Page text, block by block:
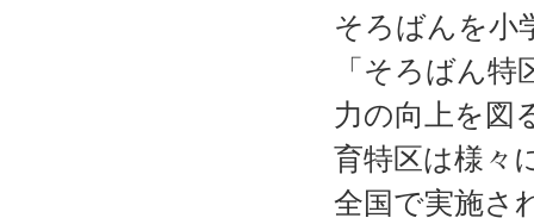
そろばんを小
「そろばん
力の向上を図
育特区は様々
全国で実施さ